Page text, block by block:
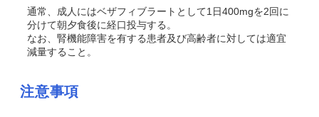
通常、成人にはベザフィブラートとして1日400mgを2回に
分けて朝夕食後に経口投与する。
なお、腎機能障害を有する患者及び高齢者に対しては適宜
減量すること。
注意事項